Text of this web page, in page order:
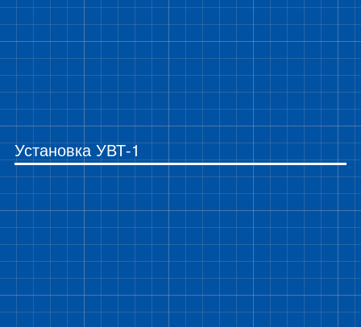
Установка УВТ-1